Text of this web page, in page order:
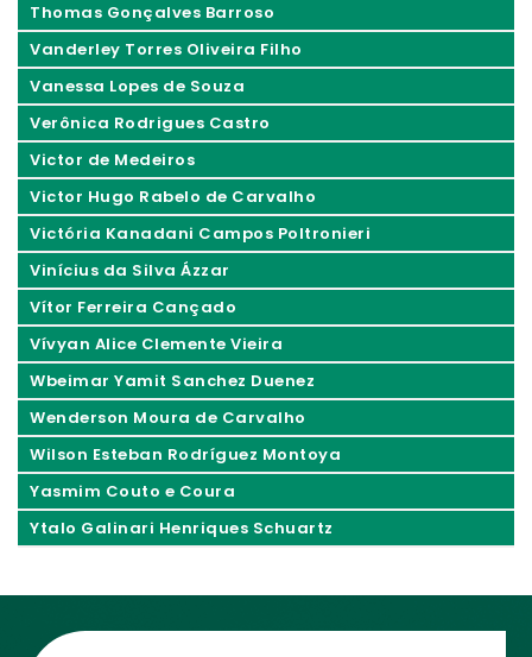
Thomas Gonçalves Barroso
Vanderley Torres Oliveira Filho
Vanessa Lopes de Souza
Verônica Rodrigues Castro
Victor de Medeiros
Victor Hugo Rabelo de Carvalho
Victória Kanadani Campos Poltronieri
Vinícius da Silva Ázzar
Vítor Ferreira Cançado
Vívyan Alice Clemente Vieira
Wbeimar Yamit Sanchez Duenez
Wenderson Moura de Carvalho
Wilson Esteban Rodríguez Montoya
Yasmim Couto e Coura
Ytalo Galinari Henriques Schuartz